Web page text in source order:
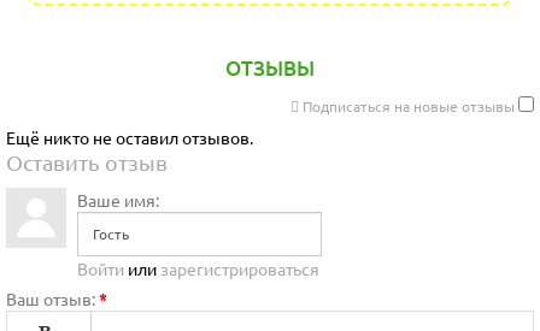
ОТЗЫВЫ
Подписаться на новые отзывы
Ещё никто не оставил отзывов.
Оставить отзыв
Ваше имя:
Войти или зарегистрироваться
Ваш отзыв:*